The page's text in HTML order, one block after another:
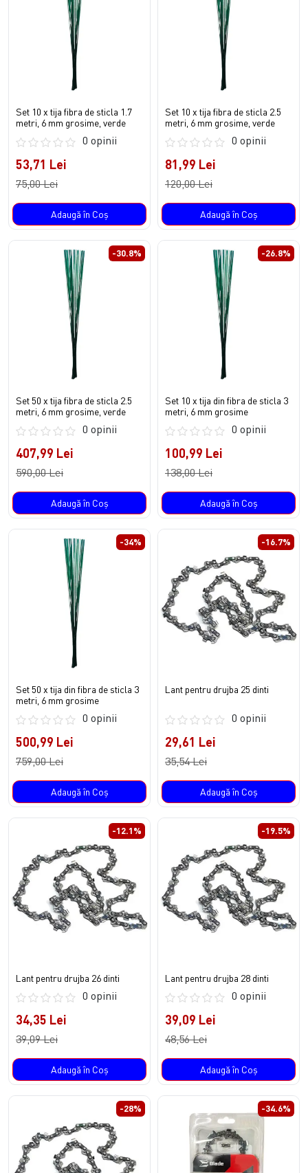
Set 10 x tija fibra de sticla 1.7
metri, 6 mm grosime, verde
0 opinii
53,71 Lei
75,00 Lei
Adaugă în Coş
Set 10 x tija fibra de sticla 2.5
metri, 6 mm grosime, verde
0 opinii
81,99 Lei
120,00 Lei
Adaugă în Coş
-30.8%
Set 50 x tija fibra de sticla 2.5
metri, 6 mm grosime, verde
0 opinii
407,99 Lei
590,00 Lei
Adaugă în Coş
-26.8%
Set 10 x tija din fibra de sticla 3
metri, 6 mm grosime
0 opinii
100,99 Lei
138,00 Lei
Adaugă în Coş
-34%
Set 50 x tija din fibra de sticla 3
metri, 6 mm grosime
0 opinii
500,99 Lei
759,00 Lei
Adaugă în Coş
-16.7%
Lant pentru drujba 25 dinti
0 opinii
29,61 Lei
35,54 Lei
Adaugă în Coş
-12.1%
Lant pentru drujba 26 dinti
0 opinii
34,35 Lei
39,09 Lei
Adaugă în Coş
-19.5%
Lant pentru drujba 28 dinti
0 opinii
39,09 Lei
48,56 Lei
Adaugă în Coş
-28% -34.6%